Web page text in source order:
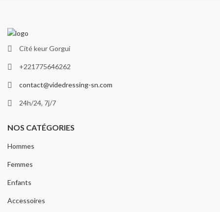
Cité keur Gorgui
+221775646262
contact@videdressing-sn.com
24h/24, 7j/7
NOS CATÉGORIES
Hommes
Femmes
Enfants
Accessoires